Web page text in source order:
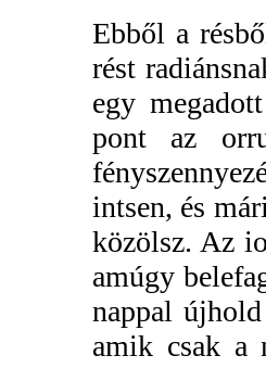
Ebből a
rést
egy
pont az
intsen, és
közölsz. Az
amúgy
nappal
amik csak a